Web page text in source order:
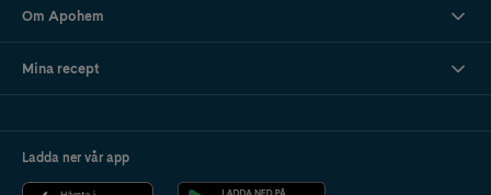
Om Apohem
Mina recept
Ladda ner vår app